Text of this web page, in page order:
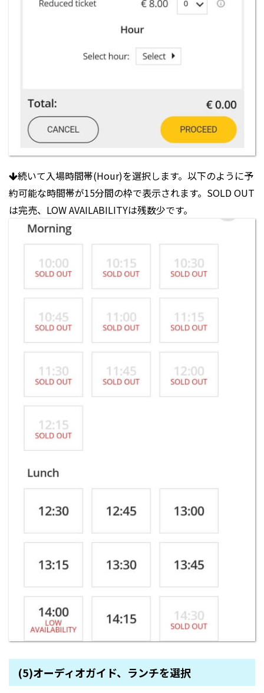
続いて入場時間帯(Hour)を選択します。以下のように予
約可能な時間帯が15分間の枠で表示されます。SOLD OUT
は完売、LOW AVAILABILITYは残数少です。
(5)オーディオガイド、ランチを選択